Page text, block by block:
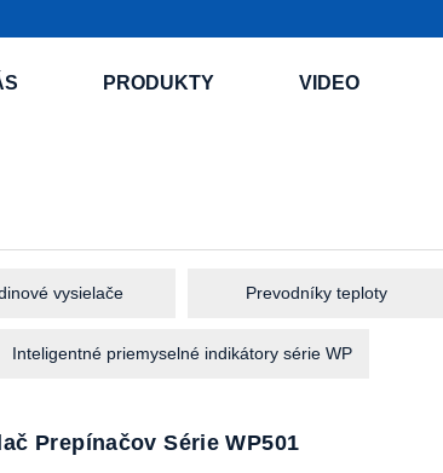
PRODUKTY VIDEO
vysielače Prevodníky teploty
Inteligentné priemyselné indikátory série WP
Prepínačov Série WP501